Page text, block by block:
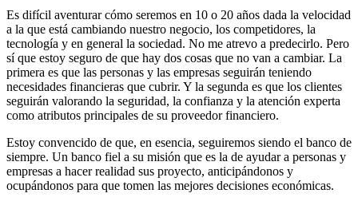
Es difícil aventurar cómo seremos en 10 o 20 años dada la velocidad
a la que está cambiando nuestro negocio, los competidores, la
tecnología y en general la sociedad. No me atrevo a predecirlo. Pero
sí que estoy seguro de que hay dos cosas que no van a cambiar. La
primera es que las personas y las empresas seguirán teniendo
necesidades financieras que cubrir. Y la segunda es que los clientes
seguirán valorando la seguridad, la confianza y la atención experta
como atributos principales de su proveedor financiero.
Estoy convencido de que, en esencia, seguiremos siendo el banco de
siempre. Un banco fiel a su misión que es la de ayudar a personas y
empresas a hacer realidad sus proyecto, anticipándonos y
ocupándonos para que tomen las mejores decisiones económicas.